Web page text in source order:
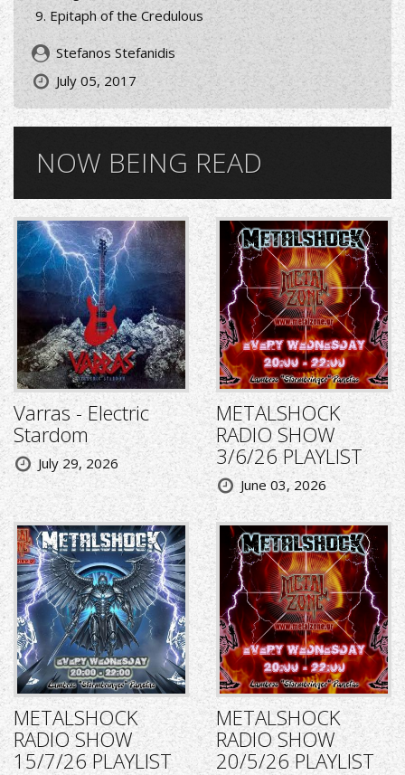
Epitaph of the Credulous
Stefanos Stefanidis
July 05, 2017
NOW BEING READ
Varras - Electric
Stardom
July 29, 2026
METALSHOCK
RADIO SHOW
3/6/26 PLAYLIST
June 03, 2026
METALSHOCK
RADIO SHOW
15/7/26 PLAYLIST
METALSHOCK
RADIO SHOW
20/5/26 PLAYLIST